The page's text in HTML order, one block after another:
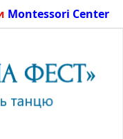
Montessori Center